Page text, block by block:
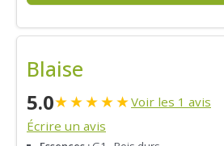
Blaise
5.0★★★★★Voir les 1 avis
Écrire un avis